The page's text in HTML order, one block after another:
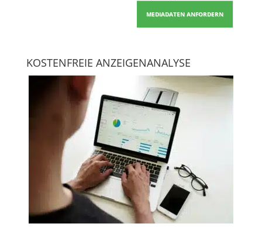
MEDIADATEN ANFORDERN
KOSTENFREIE ANZEIGENANALYSE